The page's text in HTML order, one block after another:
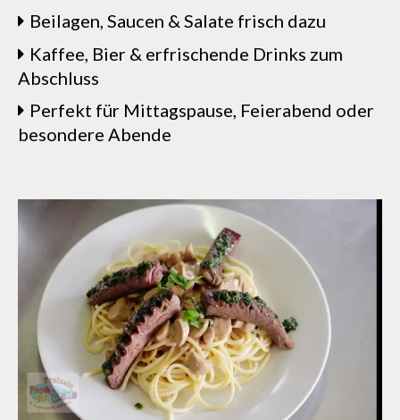
Beilagen, Saucen & Salate frisch dazu
Kaffee, Bier & erfrischende Drinks zum
Abschluss
Perfekt für Mittagspause, Feierabend oder
besondere Abende